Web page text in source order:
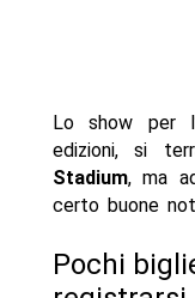
Lo show per
edizioni, si
Stadium, ma
certo buone
Pochi